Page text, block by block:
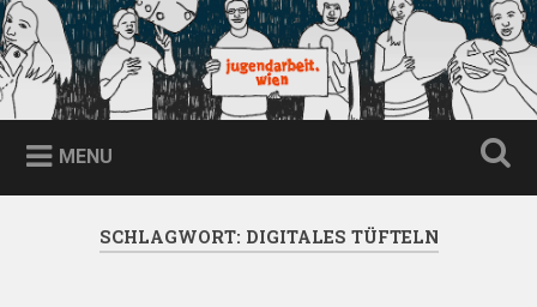
Skip
to
content
Search
jugendarbeit.wien
MENU
SCHLAGWORT: DIGITALES TÜFTELN